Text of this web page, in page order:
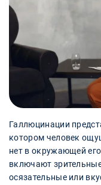
Галлюцинации
котором человек
нет в окружающей
включают
осязательные или